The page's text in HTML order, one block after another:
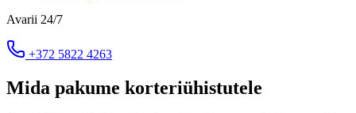
Avarii 24/7
+372 5822 4263
Mida pakume korteriühistutele